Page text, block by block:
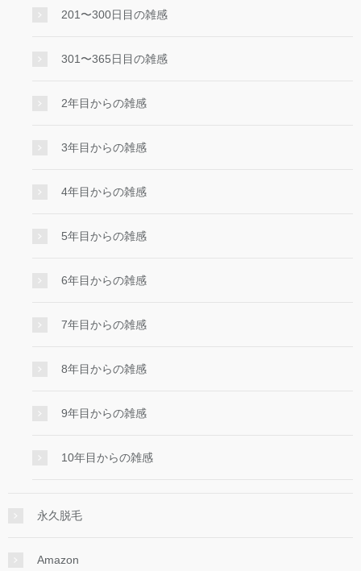
201〜300日目の雑感
301〜365日目の雑感
2年目からの雑感
3年目からの雑感
4年目からの雑感
5年目からの雑感
6年目からの雑感
7年目からの雑感
8年目からの雑感
9年目からの雑感
10年目からの雑感
永久脱毛
Amazon